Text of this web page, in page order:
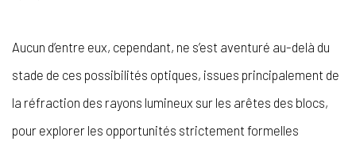
Aucun d’entre eux, cependant, ne s’est aventuré au-delà du
stade de ces possibilités optiques, issues principalement de
la réfraction des rayons lumineux sur les arêtes des blocs,
pour explorer les opportunités strictement formelles